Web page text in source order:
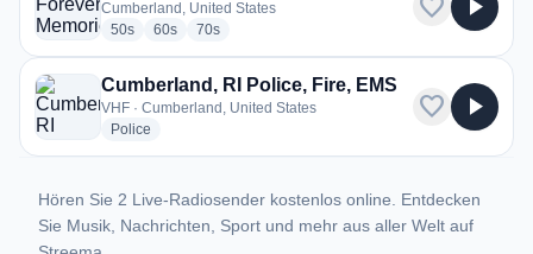
Cumberland, United States
50sradio stations
60sradio stations
70sradio stations
favorite play_arrow
Cumberland, RI Police, Fire, EMS
VHF · Cumberland, United States
Police
favorite play_arrow
Hören Sie 2 Live-Radiosender kostenlos online. Entdecken
Sie Musik, Nachrichten, Sport und mehr aus aller Welt auf